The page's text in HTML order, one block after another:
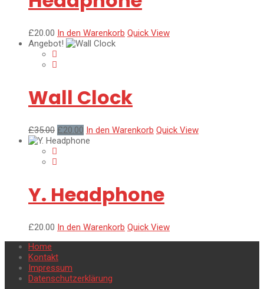
£20.00 In den Warenkorb Quick View
Angebot!
Wall Clock
£35.00 Ursprünglicher
Preis
£20.00 Aktueller
Preis
In den Warenkorb Quick View
Y. Headphone
£20.00 In den Warenkorb Quick View
Home
Kontakt
Impressum
Datenschutzerklärung